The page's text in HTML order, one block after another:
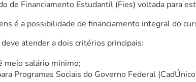
de Financiamento Estudantil (Fies) voltada para
é a possibilidade de financiamento integral do
atender a dois critérios principais:
meio salário mínimo;
Programas Sociais do Governo Federal